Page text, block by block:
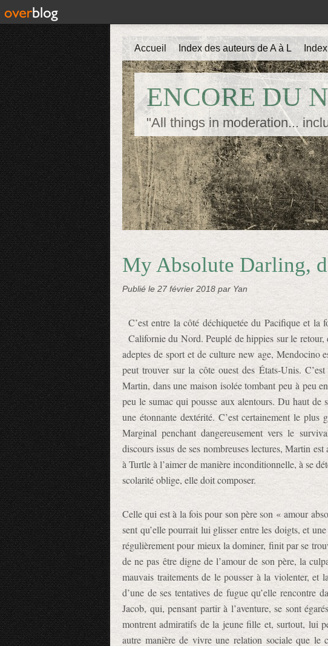
ENCORE DU
"All things in moderation...
Accueil Index des auteurs de A à L
My Absolute Darling,
Publié le 27 février 2018 par Yan
C’est entre la côté déchiquetée du Pacifique et la
Californie du Nord. Peuplé de hippies sur le retour,
adeptes de sport et de culture new age, Mendocino
peut trouver sur la côte ouest des États-Unis.
Martin, dans une maison isolée tombant peu à peu
peu le sumac qui pousse aux alentours. Du haut de
une étonnante dextérité. C’est certainement le
Marginal penchant dangereusement vers le
discours issus de ses nombreuses lectures, Martin
à Turtle à l’aimer de manière inconditionnelle, à se
scolarité oblige, elle doit composer.
Celle qui est à la fois pour son père son « amour
sent qu’elle pourrait lui glisser entre les doigts, et
régulièrement pour mieux la dominer, finit par se
de ne pas être digne de l’amour de son père, la
mauvais traitements de le pousser à la violenter, et
d’une de ses tentatives de fugue qu’elle rencontre
Jacob, qui, pensant partir à l’aventure, se sont
montrent admiratifs de la jeune fille et, surtout, lui
autre manière de vivre une relation sociale que